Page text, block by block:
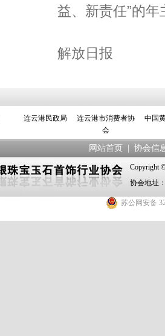
益、新责任”的
解放日报
连云港民政局
连云港市消费者协
会
中国
网站首页 协会信
Copyright
协会地址
苏公网安备